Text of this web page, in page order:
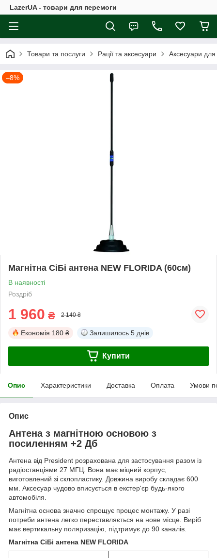
LazerUA - товари для перемоги
Товари та послуги Рації та аксесуари Аксесуари для
–8%
Магнітна СіБі антена NEW FLORIDA (60см)
В наявності
Роздріб
1 960 ₴ 2 140 ₴
Економія 180 ₴ Залишилось 5 днів
Купити
Опис Характеристики Доставка Оплата Умови
Опис
Антена з магнітною основою з
посиленням +2 Дб
Антена від President розрахована для застосування разом із
радіостанціями 27 МГЦ. Вона має міцний корпус,
виготовлений зі склопластику. Довжина виробу складає 600
мм. Аксесуар чудово вписується в екстер'єр будь-якого
автомобіля.
Магнітна основа значно спрощує процес монтажу. У разі
потреби антена легко переставляється на нове місце. Виріб
має вертикальну поляризацію, підтримує до 90 каналів.
Магнітна СіБі антена NEW FLORIDA